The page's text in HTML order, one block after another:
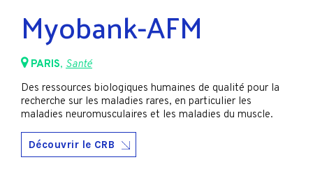
Myobank-AFM
PARIS, Santé
Des ressources biologiques humaines de qualité pour la
recherche sur les maladies rares, en particulier les
maladies neuromusculaires et les maladies du muscle.
Découvrir le CRB